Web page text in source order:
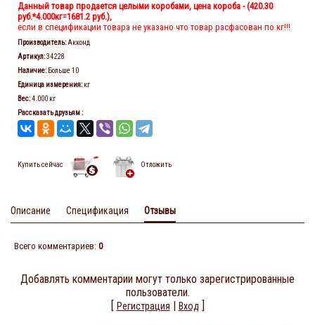
Данный товар продается целыми коробами, цена короба - (420.30
руб.*4.000кг=1681.2 руб.),
если в спецификации товара не указано что товар расфасован по кг!!!
Производитель:Акконд
Артикул:34228
Наличие: Больше 10
Единица измерения: кг
Вес:4.000 кг
Рассказать друзьям:
Купить сейчас Отложить
Описание Спецификация Отзывы
Всего комментариев: 0
Добавлять комментарии могут только зарегистрированные
пользователи.
[ Регистрация | Вход ]